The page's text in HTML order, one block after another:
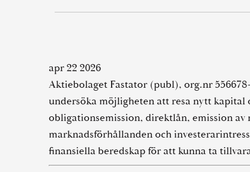
apr 22 2026
Aktiebolaget Fastator (publ), org.nr
undersöka möjligheten att resa nytt kapital
obligationsemission, direktlån, emission
marknadsförhållanden och
finansiella beredskap för att kunna ta